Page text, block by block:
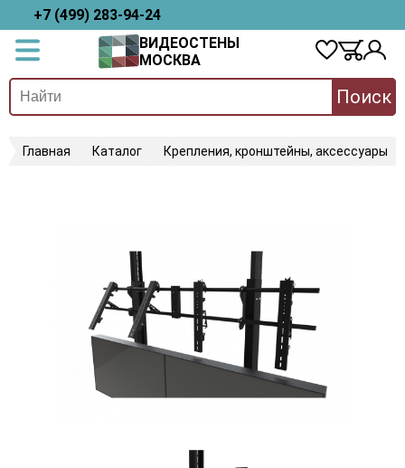
+7 (499) 283-94-24
ВИДЕОСТЕНЫ
МОСКВА
Поиск
Главная Каталог Крепления, кронштейны, аксессуары